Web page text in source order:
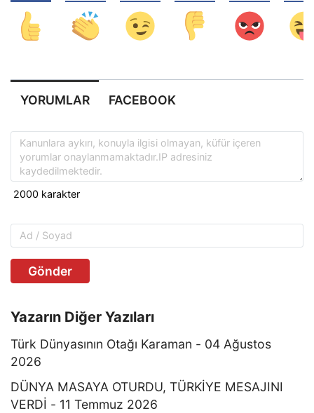
YORUMLAR FACEBOOK
Gönder
Yazarın Diğer Yazıları
Türk Dünyasının Otağı Karaman - 04 Ağustos
2026
DÜNYA MASAYA OTURDU, TÜRKİYE MESAJINI
VERDİ - 11 Temmuz 2026